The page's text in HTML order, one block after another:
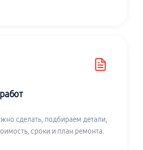
сделать, подбираем детали,
сроки и план ремонта.